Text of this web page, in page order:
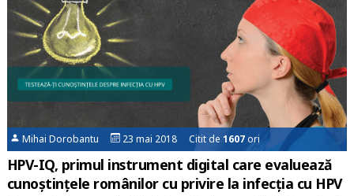
Mihai Dorobantu 23 mai 2018 Citit de1607ori
HPV-IQ, primul instrument digital care evaluează
cunoștințele românilor cu privire la infecția cu HPV